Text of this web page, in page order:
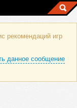
рекомендаций игр
данное сообщение